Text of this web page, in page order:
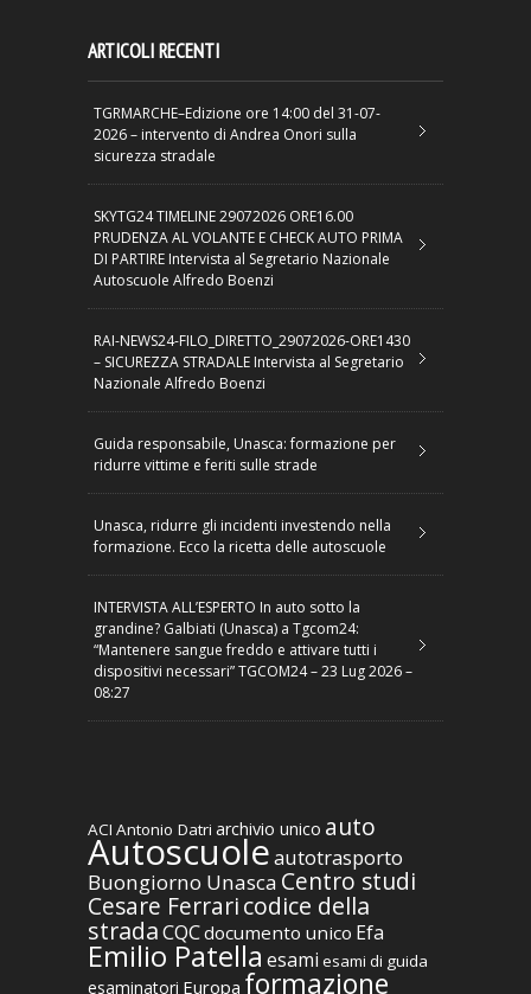
ARTICOLI RECENTI
TGRMARCHE–Edizione ore 14:00 del 31-07-
2026 – intervento di Andrea Onori sulla
sicurezza stradale
SKYTG24 TIMELINE 29072026 ORE16.00
PRUDENZA AL VOLANTE E CHECK AUTO PRIMA
DI PARTIRE Intervista al Segretario Nazionale
Autoscuole Alfredo Boenzi
RAI-NEWS24-FILO_DIRETTO_29072026-ORE1430
– SICUREZZA STRADALE Intervista al Segretario
Nazionale Alfredo Boenzi
Guida responsabile, Unasca: formazione per
ridurre vittime e feriti sulle strade
Unasca, ridurre gli incidenti investendo nella
formazione. Ecco la ricetta delle autoscuole
INTERVISTA ALL’ESPERTO In auto sotto la
grandine? Galbiati (Unasca) a Tgcom24:
“Mantenere sangue freddo e attivare tutti i
dispositivi necessari” TGCOM24 – 23 Lug 2026 –
08:27
ACI Antonio Datri archivio unico auto
Autoscuoleautotrasporto
Buongiorno Unasca Centro studi
Cesare Ferraricodice della
stradaCQCdocumento unico Efa
Emilio Patella esami esami di guida
esaminatori Europa formazione